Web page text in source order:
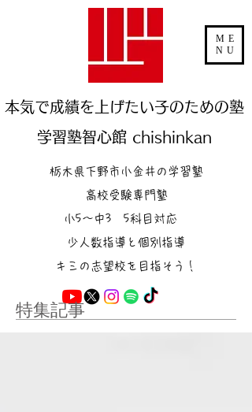
本気で成績を上げたい子のための塾
学習塾智心館 chishinkan
ME
NU
栃木県下野市小金井の学習塾
高校受験専門塾
小5～中3 5科目対応
少人数指導と個別指導
キミの志望校を目指そう！
特集記事